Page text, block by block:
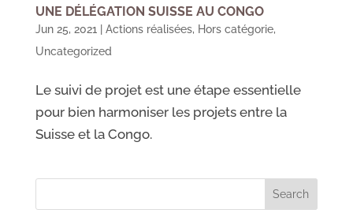
UNE DÉLÉGATION SUISSE AU CONGO
Jun 25, 2021 Actions réalisées, Hors catégorie,
Uncategorized
Le suivi de projet est une étape essentielle
pour bien harmoniser les projets entre la
Suisse et la Congo.